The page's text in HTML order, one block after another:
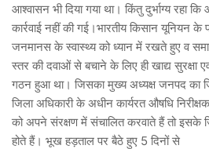
आश्वासन भी दिया गया था। किंतु दुर्भाग्य रहा
कार्रवाई नहीं की गई।भारतीय किसान यूनियन
जनमानस के स्वास्थ्य को ध्यान में रखते हुए व
स्तर की दवाओं से बचाने के लिए ही खाद्य सुरक्षा
गठन हुआ था। जिसका मुख्य अध्यक्ष जनपद का
जिला अधिकारी के अधीन कार्यरत औषधि
को अपने संरक्षण में संचालित करवाते हैं तो इसके
होते हैं। भूख हड़ताल पर बैठे हुए 5 दिनों से